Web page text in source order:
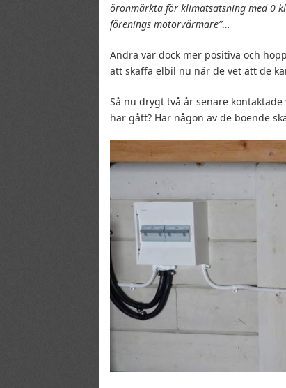
öronmärkta för klimatsatsning med 0
förenings motorvärmare”…
Andra var dock mer positiva och
att skaffa elbil nu när de vet att de
Så nu drygt två år senare
har gått? Har någon av de boende